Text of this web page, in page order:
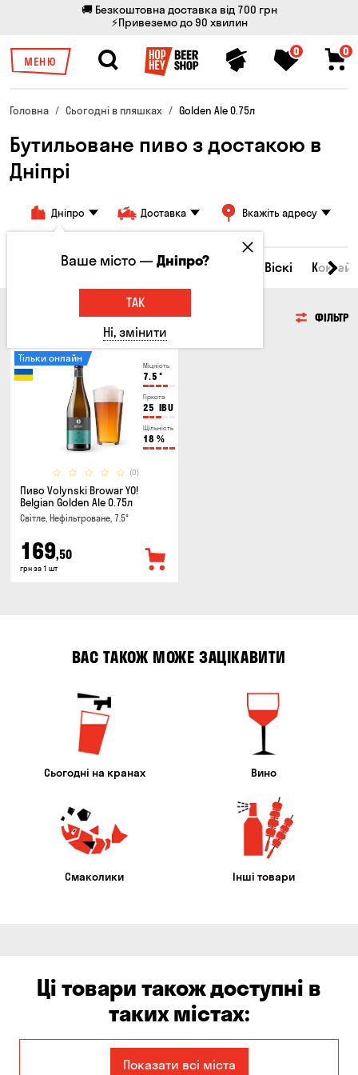
🚚 Безкоштовна доставка від 700 грн
⚡Привеземо до 90 хвилин
МЕНЮ
0 0
Головна Сьогодні в пляшках Golden Ale 0.75л
Бутильоване пиво з достакою в
Дніпрі
Дніпро Доставка Вкажіть адресу
Всі товари Пиво Сидр Віскі
ФІЛЬТР
Міцність
7.5 °
Гіркота
25 IBU
Щільність
18 %
(0)
Тільки онлайн
Пиво Volynski Browar YO!
Belgian Golden Ale 0.75л
Світле, Нефільтроване, 7.5°
169,50
грн за 1 шт
ВАС ТАКОЖ МОЖЕ ЗАЦІКАВИТИ
Сьогодні на кранах Вино
Смаколики Інші товари
Ці товари також доступні в
таких містах:
ЗапоріжжяПоказати всі міста
Ваше місто —Дніпро?
ТАК
Ні, змінити